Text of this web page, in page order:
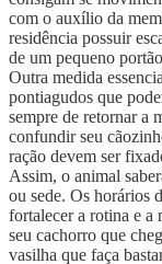
com o auxílio da
residência possuir
de um pequeno
Outra medida
pontiagudos que
sempre de retornar a
confundir seu
ração devem ser
Assim, o animal
ou sede. Os horários
fortalecer a rotina e
seu cachorro que
vasilha que faça